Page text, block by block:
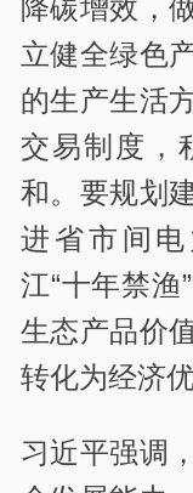
降碳增效，
立健全绿色
的生产生活
交易制度，
和。要规划
进省市间
江“十年禁渔
生态产品价
转化为经济
习近平强调